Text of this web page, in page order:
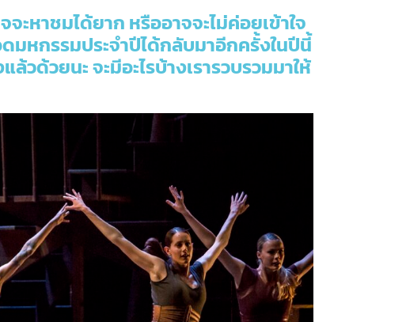
หาชมได้ยาก หรืออาจจะไม่ค่อยเข้าใจ
มหกรรมประจำปีได้กลับมาอีกครั้งในปีนี้
ด้วยนะ จะมีอะไรบ้างเรารวบรวมมาให้